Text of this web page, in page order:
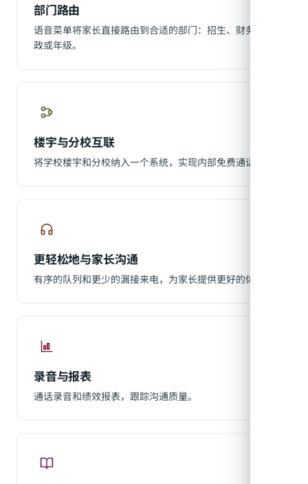
部门路由
语音菜单将家长直接路由到合适的部门：招生、财务、行
政或年级。
楼宇与分校互联
将学校楼宇和分校纳入一个系统，实现内部免费通话。
更轻松地与家长沟通
有序的队列和更少的漏接来电，为家长提供更好的体验。
录音与报表
通话录音和绩效报表，跟踪沟通质量。